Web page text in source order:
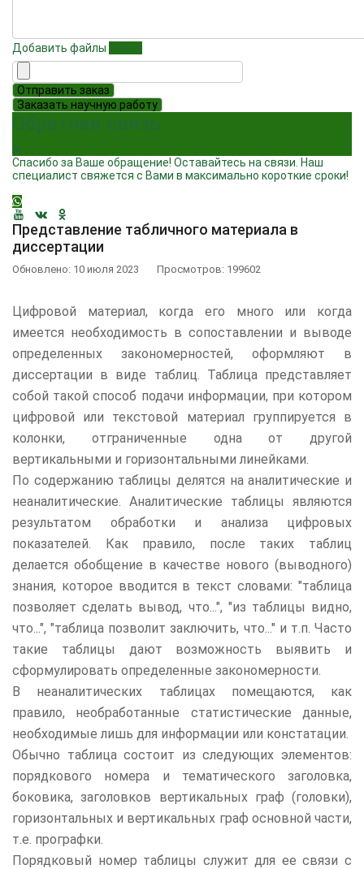
Добавить файлы Обзор
Отправить заказ
Заказать научную работу
Обратная связь
Спасибо за Ваше обращение! Оставайтесь на связи. Наш
специалист свяжется с Вами в максимально короткие сроки!
Представление табличного материала в
диссертации
Обновлено: 10 июля 2023 Просмотров: 199602
Цифровой материал, когда его много или когда
имеется необходимость в сопоставлении и выводе
определенных закономерностей, оформляют в
диссертации в виде таблиц. Таблица представляет
собой такой способ подачи информации, при котором
цифровой или текстовой материал группируется в
колонки, отграниченные одна от другой
вертикальными и горизонтальными линейками.
По содержанию таблицы делятся на аналитические и
неаналитические. Аналитические таблицы являются
результатом обработки и анализа цифровых
показателей. Как правило, после таких таблиц
делается обобщение в качестве нового (выводного)
знания, которое вводится в текст словами: "таблица
позволяет сделать вывод, что...", "из таблицы видно,
что...", "таблица позволит заключить, что..." и т.п. Часто
такие таблицы дают возможность выявить и
сформулировать определенные закономерности.
В неаналитических таблицах помещаются, как
правило, необработанные статистические данные,
необходимые лишь для информации или констатации.
Обычно таблица состоит из следующих элементов:
порядкового номера и тематического заголовка,
боковика, заголовков вертикальных граф (головки),
горизонтальных и вертикальных граф основной части,
т.е. прографки.
Порядковый номер таблицы служит для ее связи с